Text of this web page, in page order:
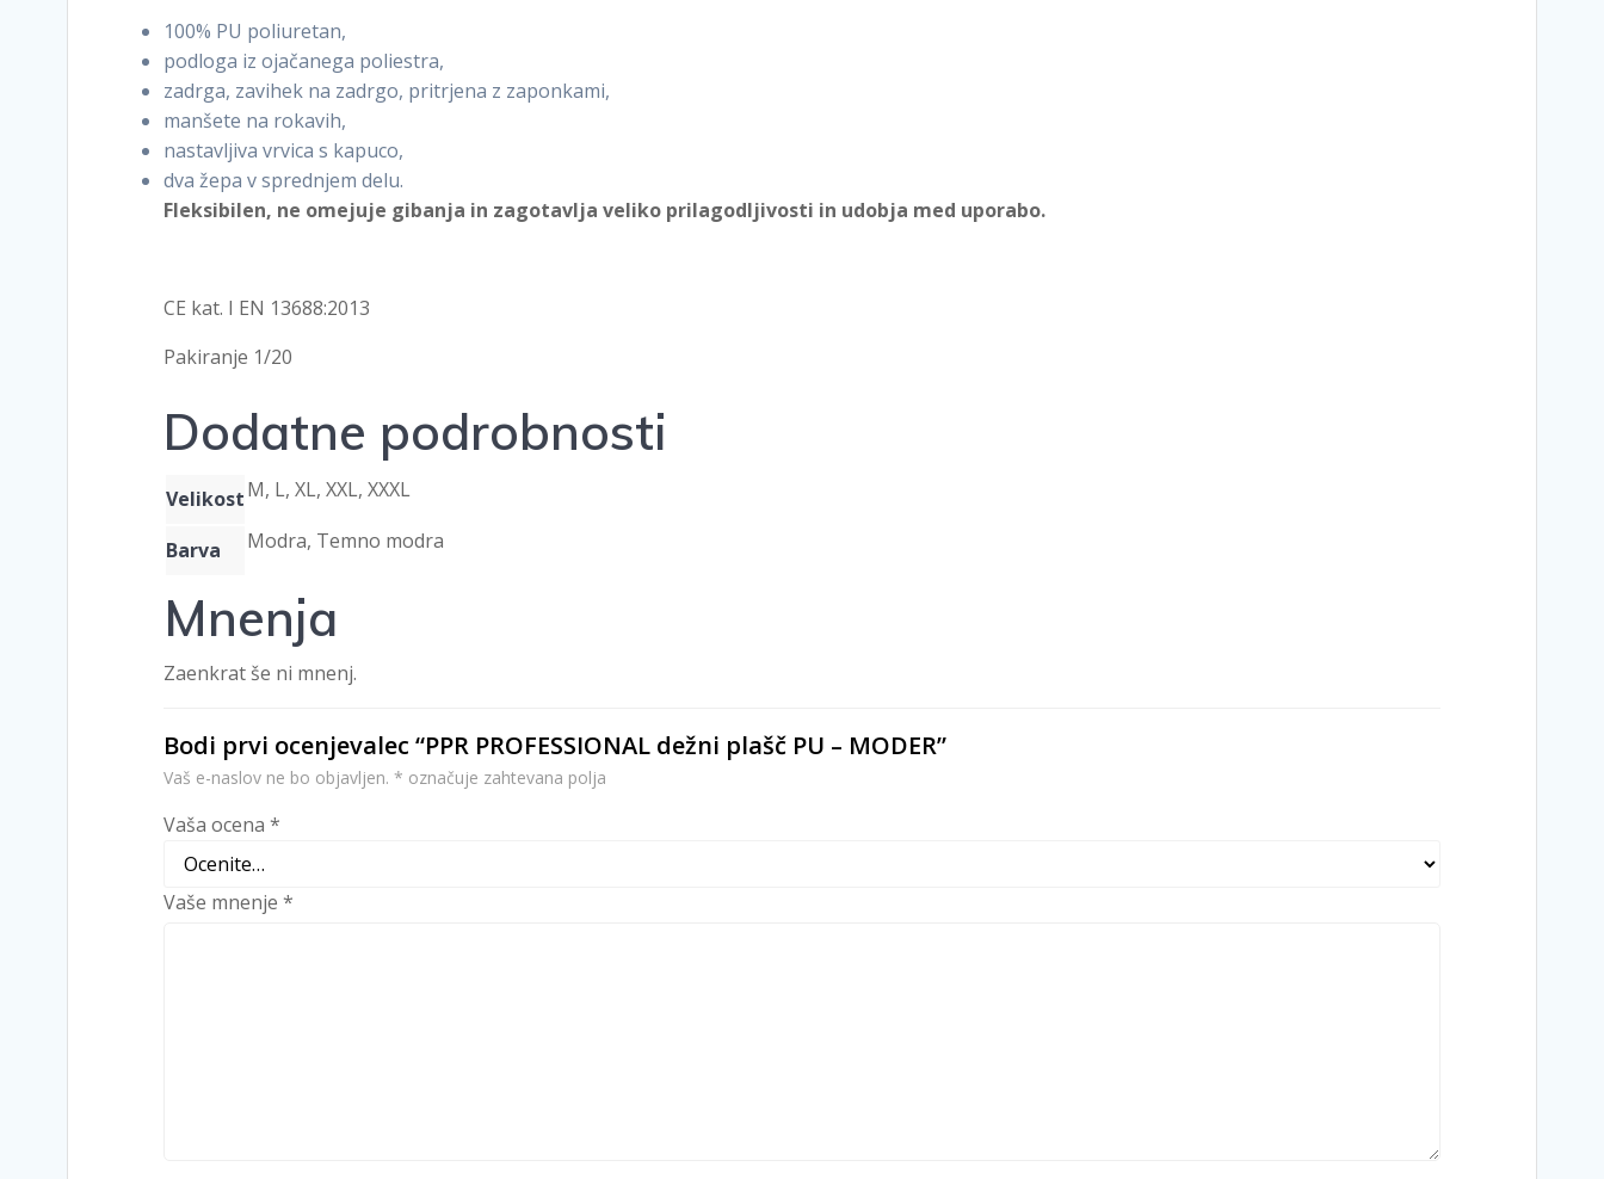
100% PU poliuretan,
podloga iz ojačanega poliestra,
zadrga, zavihek na zadrgo, pritrjena z zaponkami,
manšete na rokavih,
nastavljiva vrvica s kapuco,
dva žepa v sprednjem delu.
Fleksibilen, ne omejuje gibanja in zagotavlja veliko prilagodljivosti in udobja med uporabo.
CE kat. I EN 13688:2013
Pakiranje 1/20
Dodatne podrobnosti
VelikostM, L, XL, XXL, XXXL
Barva Modra, Temno modra
Mnenja
Zaenkrat še ni mnenj.
Bodi prvi ocenjevalec “PPR PROFESSIONAL dežni plašč PU – MODER”
Vaš e-naslov ne bo objavljen. * označuje zahtevana polja
Vaša ocena *
Vaše mnenje *